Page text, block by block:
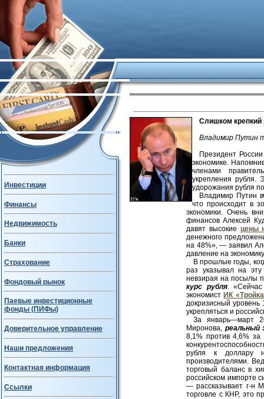
Инвестиции
Финансы
Недвижимость
Банки
Страхование
Фондовый рынок
Паевые инвестиционные
фонды (ПИФы)
Доверительное управление
Наши предложения
Контактная информация
Ссылки
Слишком крепкий
Владимир Путин
Президент
экономике.
членами
укрепления рубля.
удорожания рубля
Владимир Путин
что происходит в
экономики. Очень
финансов Алексей
давят высокие цены
денежного
на 48%», — заявил
давление на
В прошлые годы,
раз указывал на эту
невзирая на посылы
курс рубля.
экономист ИК
докризисный
укрепляться и
За январь—март
Миронова, реальный
8,1% против 4,6% за
рубля к доллару
производителями.
торговый баланс в
российском импорте
— рассказывает г-н
торговле с КНР, это